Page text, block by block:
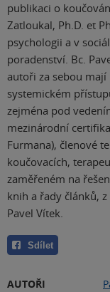
publikaci o
Zatloukal, Ph.D. et
psychologii a v
poradenství. Bc.
autoři za sebou
systemickém
zejména pod
mezinárodní
Furmana), členové
koučovacích,
zaměřeném na
knih a řady článků,
Pavel Vítek.
Sdílet
AUTOŘI